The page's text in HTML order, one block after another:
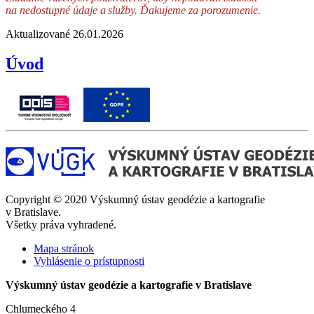
na nedostupné údaje a služby. Ďakujeme za porozumenie.
Aktualizované 26.01.2026
Úvod
Copyright © 2020 Výskumný ústav geodézie a kartografie
v Bratislave.
Všetky práva vyhradené.
Mapa stránok
Vyhlásenie o prístupnosti
Výskumný ústav geodézie a kartografie v Bratislave
Chlumeckého 4